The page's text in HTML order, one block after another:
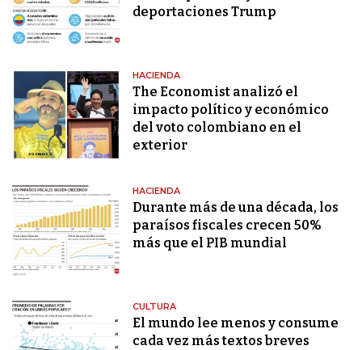
deportaciones Trump
HACIENDA
The Economist analizó el
impacto político y económico
del voto colombiano en el
exterior
HACIENDA
Durante más de una década, los
paraísos fiscales crecen 50%
más que el PIB mundial
CULTURA
El mundo lee menos y consume
cada vez más textos breves